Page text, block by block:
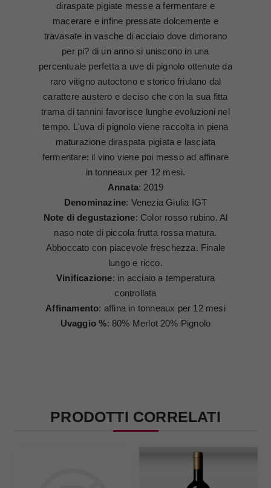
diraspate pigiate messe a fermentare e
macerare e infine pressate dolcemente e
travasate in vasche di acciaio dove dimorano
per pi? di un anno si uniscono in una
percentuale perfetta a uve di pignolo ottenute da
raro vitigno autoctono e storico friulano dal
carattere austero e deciso che con la sua fitta
trama di tannini favorisce lunghe evoluzioni nel
tempo. L'uva di pignolo viene raccolta in piena
maturazione diraspata pigiata e lasciata
fermentare: il vino viene poi messo ad affinare
in tonneaux per 12 mesi.
Annata: 2019
Denominazine: Venezia Giulia IGT
Note di degustazione: Color rosso rubino. Al
naso note di piccola frutta rossa matura.
Abboccato con piacevole freschezza. Finale
lungo e ricco.
Vinificazione: in acciaio a temperatura
controllata
Affinamento: affina in tonneaux per 12 mesi
Uvaggio %: 80% Merlot 20% Pignolo
PRODOTTI CORRELATI